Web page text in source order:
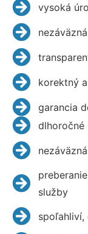
vysoká
korektný
garancia
dlhoročné
služby
spoľahliví,